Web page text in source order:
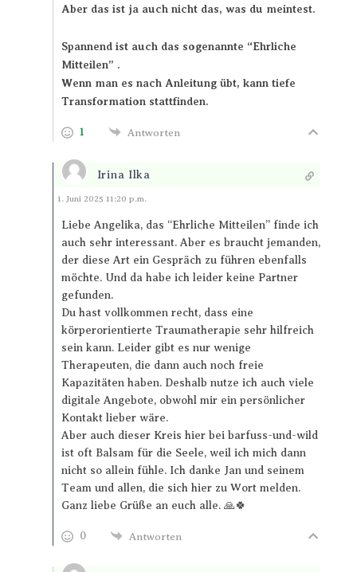
Aber das ist ja auch nicht das, was du meintest.
Spannend ist auch das sogenannte “Ehrliche
Mitteilen” .
Wenn man es nach Anleitung übt, kann tiefe
Transformation stattfinden.
1 Antworten
Irina Ilka
Antworten
1. Juni 2025 11:20 p.m.
Liebe Angelika, das “Ehrliche Mitteilen” finde ich
auch sehr interessant. Aber es braucht jemanden,
der diese Art ein Gespräch zu führen ebenfalls
möchte. Und da habe ich leider keine Partner
gefunden.
Du hast vollkommen recht, dass eine
körperorientierte Traumatherapie sehr hilfreich
sein kann. Leider gibt es nur wenige
Therapeuten, die dann auch noch freie
Kapazitäten haben. Deshalb nutze ich auch viele
digitale Angebote, obwohl mir ein persönlicher
Kontakt lieber wäre.
Aber auch dieser Kreis hier bei barfuss-und-wild
ist oft Balsam für die Seele, weil ich mich dann
nicht so allein fühle. Ich danke Jan und seinem
Team und allen, die sich hier zu Wort melden.
Ganz liebe Grüße an euch alle. 🙏🍀
0 Antworten